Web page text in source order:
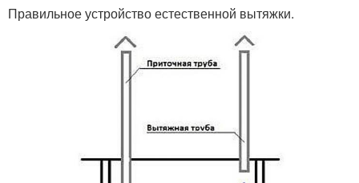
Правильное устройство естественной вытяжки.